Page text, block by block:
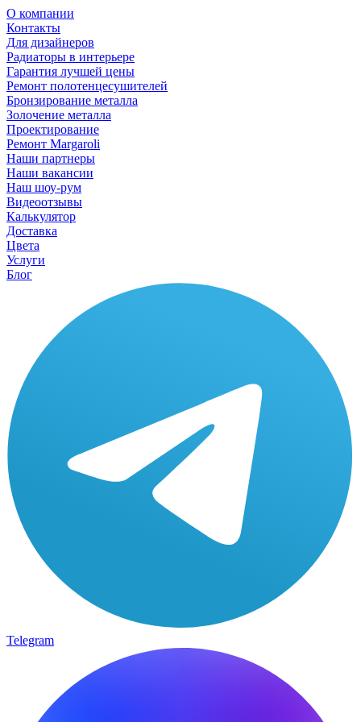
О компании
Контакты
Для дизайнеров
Радиаторы в интерьере
Гарантия лучшей цены
Ремонт полотенцесушителей
Бронзирование металла
Золочение металла
Проектирование
Ремонт Margaroli
Наши партнеры
Наши вакансии
Наш шоу-рум
Видеоотзывы
Калькулятор
Доставка
Цвета
Услуги
Блог
Telegram